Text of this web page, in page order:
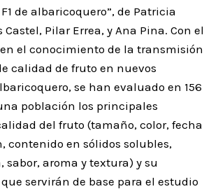
de albaricoquero”, de Patricia
Pilar Errea, y Ana Pina. Con el
el conocimiento de la transmisión
calidad de fruto en nuevos
se han evaluado en 156
población los principales
del fruto (tamaño, color, fecha
contenido en sólidos solubles,
sabor, aroma y textura) y su
servirán de base para el estudio